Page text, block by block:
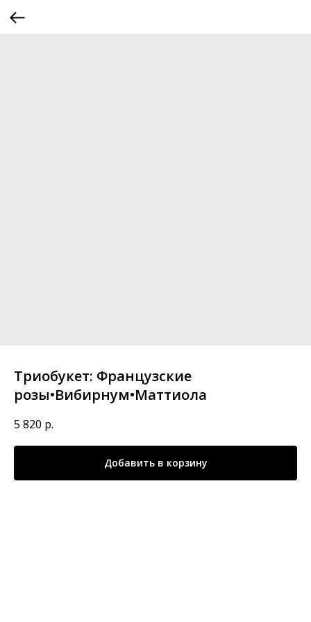
Триобукет: Французские
розы•Вибирнум•Маттиола
5 820 р.
Добавить в корзину